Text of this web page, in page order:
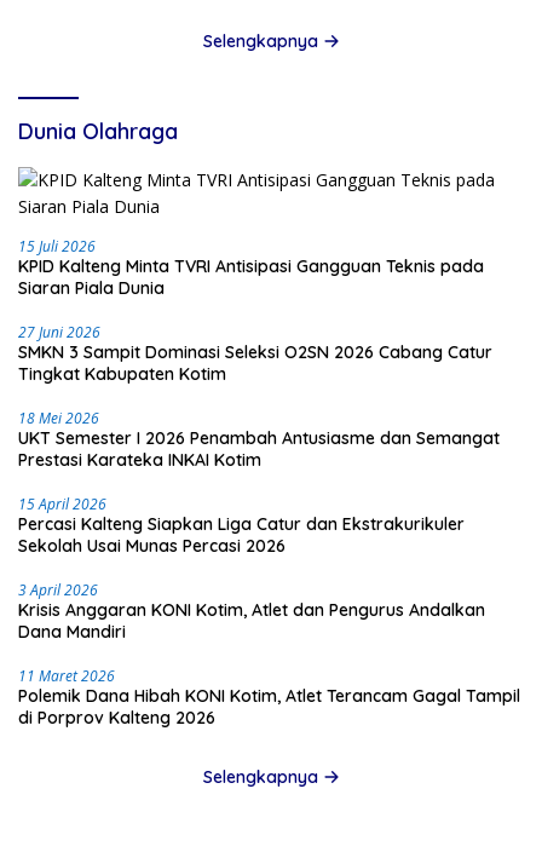
Selengkapnya
Dunia Olahraga
15 Juli 2026
KPID Kalteng Minta TVRI Antisipasi Gangguan Teknis pada
Siaran Piala Dunia
27 Juni 2026
SMKN 3 Sampit Dominasi Seleksi O2SN 2026 Cabang Catur
Tingkat Kabupaten Kotim
18 Mei 2026
UKT Semester I 2026 Penambah Antusiasme dan Semangat
Prestasi Karateka INKAI Kotim
15 April 2026
Percasi Kalteng Siapkan Liga Catur dan Ekstrakurikuler
Sekolah Usai Munas Percasi 2026
3 April 2026
Krisis Anggaran KONI Kotim, Atlet dan Pengurus Andalkan
Dana Mandiri
11 Maret 2026
Polemik Dana Hibah KONI Kotim, Atlet Terancam Gagal Tampil
di Porprov Kalteng 2026
Selengkapnya